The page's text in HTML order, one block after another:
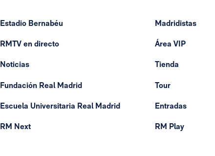
Estadio Bernabéu
RMTV en directo
Noticias
Fundación Real Madrid
Escuela Universitaria Real Madrid
RM Next
Madridistas
Área VIP
Tienda
Tour
Entradas
RM Play